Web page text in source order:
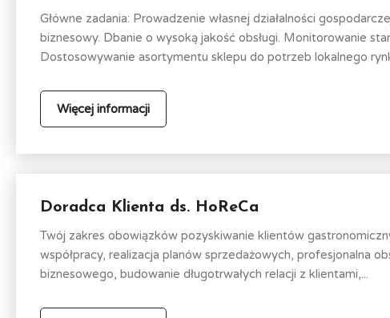
Główne zadania: Prowadzenie własnej działalności
biznesowy. Dbanie o wysoką jakość obsługi. Monitorowanie
Dostosowywanie asortymentu sklepu do potrzeb lokalnego
Więcej informacji
Doradca Klienta ds. HoReCa
Twój zakres obowiązków pozyskiwanie klientów
współpracy, realizacja planów sprzedażowych, profesjonalna
biznesowego, budowanie długotrwałych relacji z klientami,...